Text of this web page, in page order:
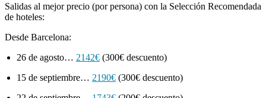
Salidas al mejor precio (por persona) con la Selección Recomendada
de hoteles:
Desde Barcelona:
26 de agosto… 2142€ (300€ descuento)
15 de septiembre… 2190€ (300€ descuento)